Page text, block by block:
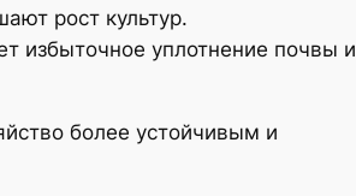
рост культур.
избыточное уплотнение почвы и
более устойчивым и